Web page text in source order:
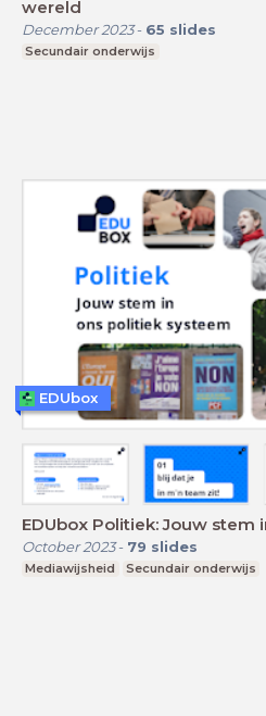
wereld
December 2023- 65 slides
Secundair onderwijs
EDUbox Politiek: Jouw stem
October 2023- 79 slides
Mediawijsheid Secundair onderwijs
EDUbox